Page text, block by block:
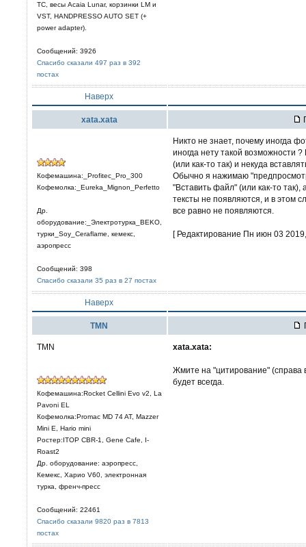
TC, весы Acaia Lunar, корзинки LM и
VST, HANDPRESSO AUTO SET (+
power adapter).
Сообщений: 3926
Спасибо сказали 497 раз в 392
постах
Наверх
xata.xata
Кофемашина:_Profitec_Pro_300
Кофемолка:_Eureka_Mignon_Perfetto
Др.
оборудование:_Электротурка_BEKO,
турки_Soy_Ceraflame, кемекс,
аэропресс
Сообщений: 398
Спасибо сказали 35 раз в 27 постах
Никто не знает, почему иногда
иногда нету такой возможности
(или как-то так) и некуда
Обычно я нажимаю
"Вставить файл" (или как-то
тексты не появляются, и в этом
все равно не появляются.
[ Редактирование Пн июн 03
Наверх
TMN
TMN
Кофемашина:Rocket Cellini Evo v2, La
Pavoni EL
Кофемолка:Promac MD 74 AT, Mazzer
Mini E, Hario mini
Ростер:ITOP CBR-1, Gene Cafe, I-
Roast2
Др. оборудование: аэропресс,
Кемекс, Харио V60, электронная
турка, френч-пресс
Сообщений: 22461
Спасибо сказали 9820 раз в 7813
постах
xata.xata:
Жмите на "цитирование" (справа
будет всегда.